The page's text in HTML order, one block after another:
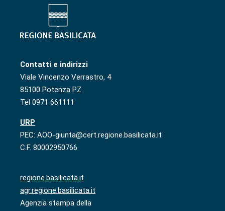
Contatti e indirizzi
Viale Vincenzo Verrastro, 4
85100 Potenza PZ
Tel 0971 661111
URP
PEC: AOO-giunta@cert.regione.basilicata.it
C.F. 80002950766
regione.basilicata.it
agr.regione.basilicata.it
Agenzia stampa della